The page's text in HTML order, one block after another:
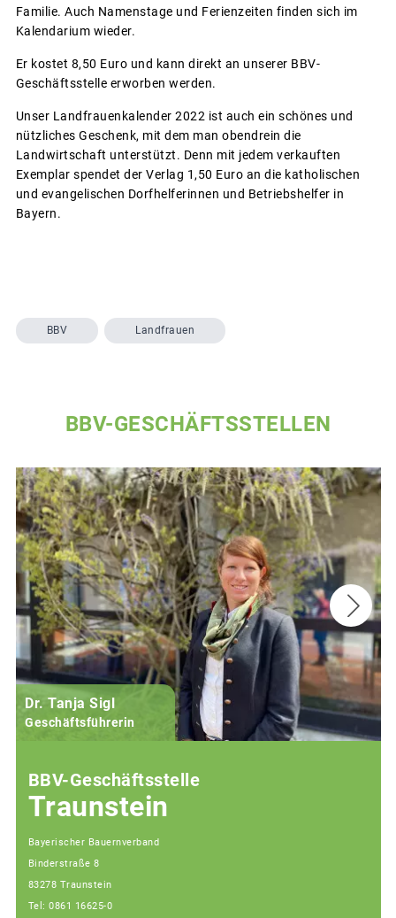
Familie. Auch Namenstage und Ferienzeiten finden sich im
Kalendarium wieder.
Er kostet 8,50 Euro und kann direkt an unserer BBV-
Geschäftsstelle erworben werden.
Unser Landfrauenkalender 2022 ist auch ein schönes und
nützliches Geschenk, mit dem man obendrein die
Landwirtschaft unterstützt. Denn mit jedem verkauften
Exemplar spendet der Verlag 1,50 Euro an die katholischen
und evangelischen Dorfhelferinnen und Betriebshelfer in
Bayern.
BBV Landfrauen
BBV-GESCHÄFTSSTELLEN
Dr. Tanja Sigl
Geschäftsführerin
BBV-Geschäftsstelle
Traunstein
Bayerischer Bauernverband
Binderstraße 8
83278 Traunstein
Tel: 0861 16625-0